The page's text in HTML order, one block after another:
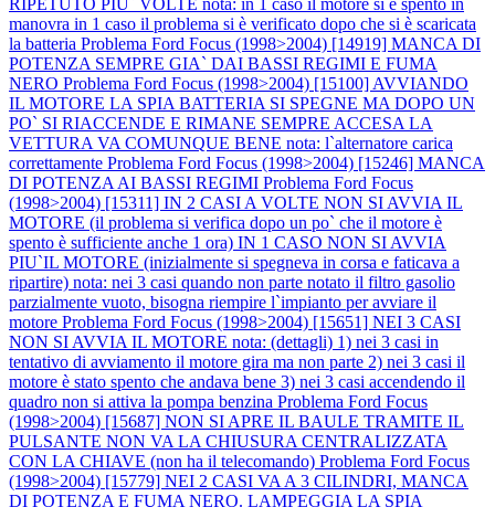
manovra in 1 caso il problema si è verificato dopo che si è scaricata
la batteria Problema Ford Focus (1998>2004) [14919] MANCA DI
POTENZA SEMPRE GIA` DAI BASSI REGIMI E FUMA
NERO Problema Ford Focus (1998>2004) [15100] AVVIANDO
IL MOTORE LA SPIA BATTERIA SI SPEGNE MA DOPO UN
PO` SI RIACCENDE E RIMANE SEMPRE ACCESA LA
VETTURA VA COMUNQUE BENE nota: l`alternatore carica
correttamente Problema Ford Focus (1998>2004) [15246] MANCA
DI POTENZA AI BASSI REGIMI Problema Ford Focus
(1998>2004) [15311] IN 2 CASI A VOLTE NON SI AVVIA IL
MOTORE (il problema si verifica dopo un po` che il motore è
spento è sufficiente anche 1 ora) IN 1 CASO NON SI AVVIA
PIU`IL MOTORE (inizialmente si spegneva in corsa e faticava a
ripartire) nota: nei 3 casi quando non parte notato il filtro gasolio
parzialmente vuoto, bisogna riempire l`impianto per avviare il
motore Problema Ford Focus (1998>2004) [15651] NEI 3 CASI
NON SI AVVIA IL MOTORE nota: (dettagli) 1) nei 3 casi in
tentativo di avviamento il motore gira ma non parte 2) nei 3 casi il
motore è stato spento che andava bene 3) nei 3 casi accendendo il
quadro non si attiva la pompa benzina Problema Ford Focus
(1998>2004) [15687] NON SI APRE IL BAULE TRAMITE IL
PULSANTE NON VA LA CHIUSURA CENTRALIZZATA
CON LA CHIAVE (non ha il telecomando) Problema Ford Focus
(1998>2004) [15779] NEI 2 CASI VA A 3 CILINDRI, MANCA
DI POTENZA E FUMA NERO. LAMPEGGIA LA SPIA